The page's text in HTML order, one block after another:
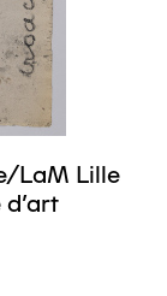
LaM Lille